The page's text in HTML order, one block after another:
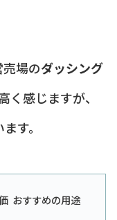
場のダッシング
く感じますが、
す。
おすすめの用途